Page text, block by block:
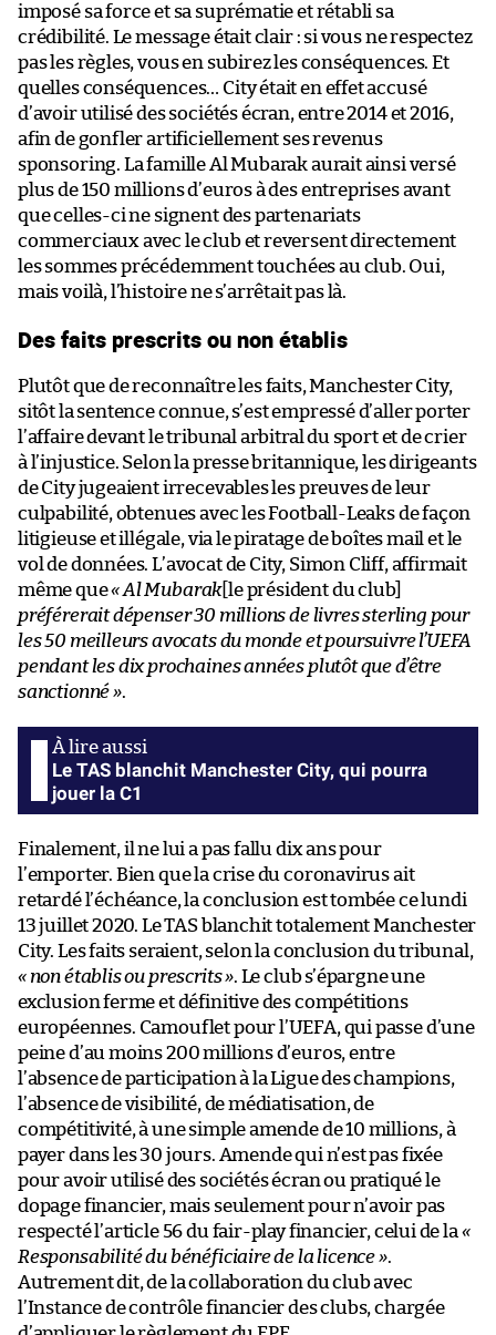
imposé sa force et sa suprématie et rétabli sa
crédibilité. Le message était clair : si vous ne respectez
pas les règles, vous en subirez les conséquences. Et
quelles conséquences… City était en effet accusé
d’avoir utilisé des sociétés écran, entre 2014 et 2016,
afin de gonfler artificiellement ses revenus
sponsoring. La famille Al Mubarak aurait ainsi versé
plus de 150 millions d’euros à des entreprises avant
que celles-ci ne signent des partenariats
commerciaux avec le club et reversent directement
les sommes précédemment touchées au club. Oui,
mais voilà, l’histoire ne s’arrêtait pas là.
Des faits prescrits ou non établis
Plutôt que de reconnaître les faits, Manchester City,
sitôt la sentence connue, s’est empressé d’aller porter
l’affaire devant le tribunal arbitral du sport et de crier
à l’injustice. Selon la presse britannique, les dirigeants
de City jugeaient irrecevables les preuves de leur
culpabilité, obtenues avec les Football-Leaks de façon
litigieuse et illégale, via le piratage de boîtes mail et le
vol de données. L’avocat de City, Simon Cliff, affirmait
même que« Al Mubarak[le président du club]
préférerait dépenser 30 millions de livres sterling pour
les 50 meilleurs avocats du monde et poursuivre l’UEFA
pendant les dix prochaines années plutôt que d’être
sanctionné ».
Le TAS blanchit Manchester City, qui pourra
jouer la C1
Finalement, il ne lui a pas fallu dix ans pour
l’emporter. Bien que la crise du coronavirus ait
retardé l’échéance, la conclusion est tombée ce lundi
13 juillet 2020. Le TAS blanchit totalement Manchester
City. Les faits seraient, selon la conclusion du tribunal,
« non établis ou prescrits ». Le club s’épargne une
exclusion ferme et définitive des compétitions
européennes. Camouflet pour l’UEFA, qui passe d’une
peine d’au moins 200 millions d’euros, entre
l’absence de participation à la Ligue des champions,
l’absence de visibilité, de médiatisation, de
compétitivité, à une simple amende de 10 millions, à
payer dans les 30 jours. Amende qui n’est pas fixée
pour avoir utilisé des sociétés écran ou pratiqué le
dopage financier, mais seulement pour n’avoir pas
respecté l’article 56 du fair-play financier, celui de la «
Responsabilité du bénéficiaire de la licence ».
Autrement dit, de la collaboration du club avec
l’Instance de contrôle financier des clubs, chargée